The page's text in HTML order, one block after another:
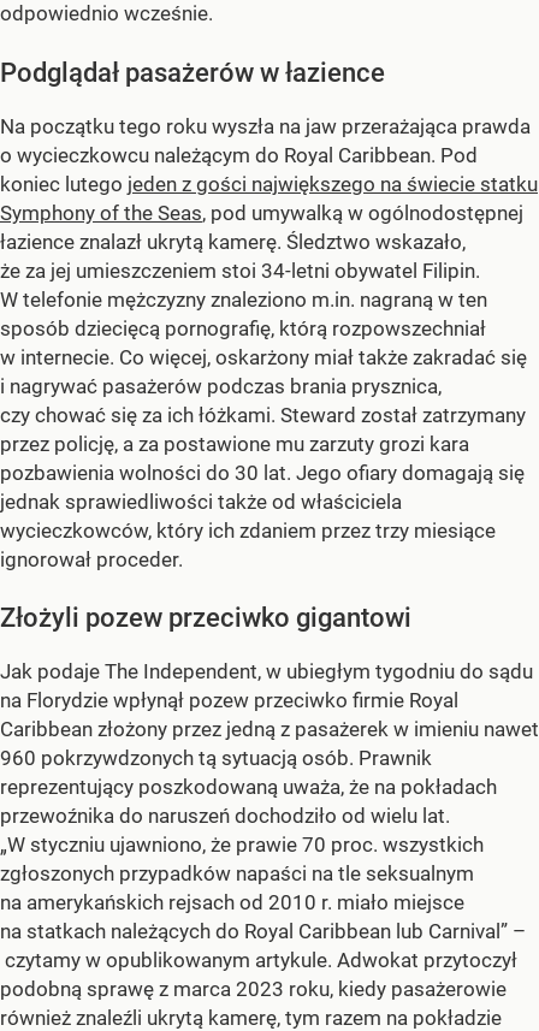
odpowiednio wcześnie.
Podglądał pasażerów w łazience
Na początku tego roku wyszła na jaw przerażająca prawda
o wycieczkowcu należącym do Royal Caribbean. Pod
koniec lutego jeden z gości największego na świecie statku
Symphony of the Seas, pod umywalką w ogólnodostępnej
łazience znalazł ukrytą kamerę. Śledztwo wskazało,
że za jej umieszczeniem stoi 34-letni obywatel Filipin.
W telefonie mężczyzny znaleziono m.in. nagraną w ten
sposób dziecięcą pornografię, którą rozpowszechniał
w internecie. Co więcej, oskarżony miał także zakradać się
i nagrywać pasażerów podczas brania prysznica,
czy chować się za ich łóżkami. Steward został zatrzymany
przez policję, a za postawione mu zarzuty grozi kara
pozbawienia wolności do 30 lat. Jego ofiary domagają się
jednak sprawiedliwości także od właściciela
wycieczkowców, który ich zdaniem przez trzy miesiące
ignorował proceder.
Złożyli pozew przeciwko gigantowi
Jak podaje The Independent, w ubiegłym tygodniu do sądu
na Florydzie wpłynął pozew przeciwko firmie Royal
Caribbean złożony przez jedną z pasażerek w imieniu nawet
960 pokrzywdzonych tą sytuacją osób. Prawnik
reprezentujący poszkodowaną uważa, że na pokładach
przewoźnika do naruszeń dochodziło od wielu lat.
„W styczniu ujawniono, że prawie 70 proc. wszystkich
zgłoszonych przypadków napaści na tle seksualnym
na amerykańskich rejsach od 2010 r. miało miejsce
na statkach należących do Royal Caribbean lub Carnival” –
czytamy w opublikowanym artykule. Adwokat przytoczył
podobną sprawę z marca 2023 roku, kiedy pasażerowie
również znaleźli ukrytą kamerę, tym razem na pokładzie